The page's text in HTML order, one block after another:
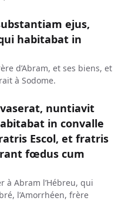
ejus,
habitabat in
d’Abram, et ses biens, et
à Sodome.
nuntiavit
in convalle
Escol, et fratris
fœdus cum
à Abram l’Hébreu, qui
l’Amorrhéen, frère